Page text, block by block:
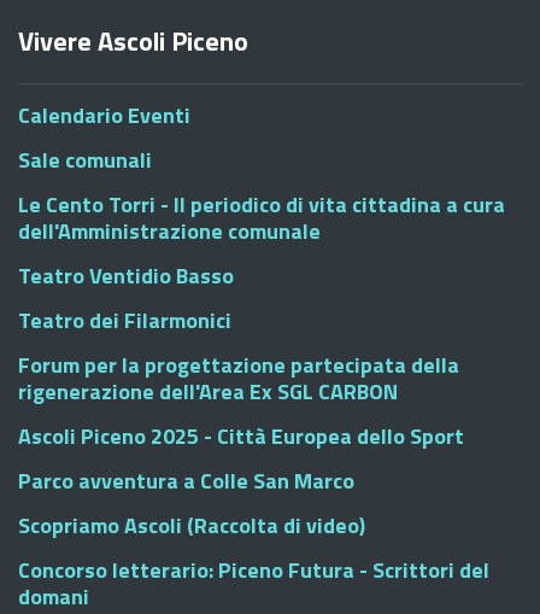
Vivere Ascoli Piceno
Calendario Eventi
Sale comunali
Le Cento Torri - Il periodico di vita cittadina a cura
dell'Amministrazione comunale
Teatro Ventidio Basso
Teatro dei Filarmonici
Forum per la progettazione partecipata della
rigenerazione dell'Area Ex SGL CARBON
Ascoli Piceno 2025 - Città Europea dello Sport
Parco avventura a Colle San Marco
Scopriamo Ascoli (Raccolta di video)
Concorso letterario: Piceno Futura - Scrittori del
domani